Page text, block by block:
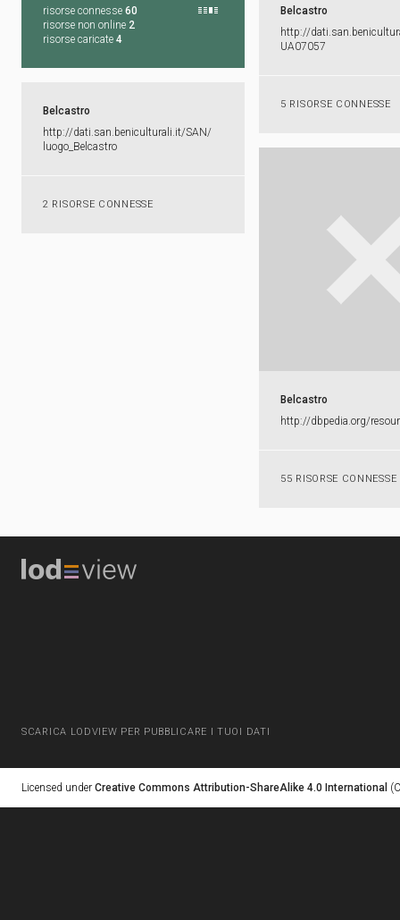
risorse connesse 60
risorse non online 2
risorse caricate 4
Belcastro
http:​/​/​
UA07057
5 RISORSE CONNESSE
Belcastro
http:​/​/​dati.​san.​beniculturali.​it/​SAN/​
luogo_​Belcastro
2 RISORSE CONNESSE
Belcastro
http:​/​/​dbpedia.​org/​
55 RISORSE CONNESSE
SCARICA LODVIEW PER PUBBLICARE I TUOI DATI
Licensed under Creative Commons Attribution-ShareAlike 4.0 International